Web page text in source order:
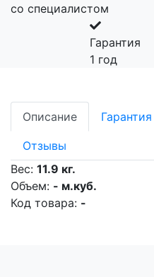
со специалистом
Гарантия
1 год
Описание Гарантия
Отзывы
Вес: 11.9 кг.
Объем: - м.куб.
Код товара: -